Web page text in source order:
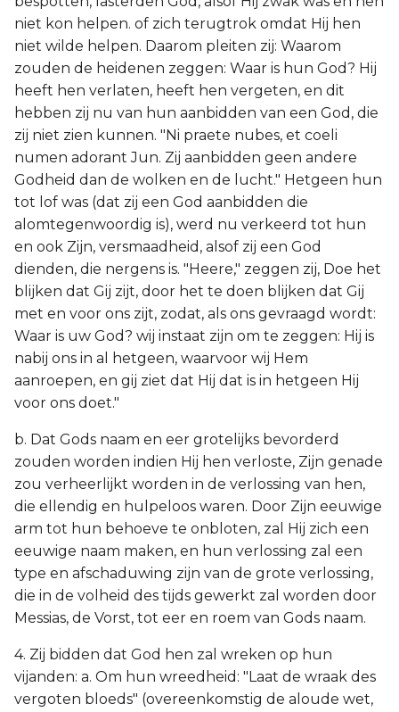
niet kon helpen. of zich terugtrok omdat Hij hen
niet wilde helpen. Daarom pleiten zij: Waarom
zouden de heidenen zeggen: Waar is hun God? Hij
heeft hen verlaten, heeft hen vergeten, en dit
hebben zij nu van hun aanbidden van een God, die
zij niet zien kunnen. "Ni praete nubes, et coeli
numen adorant Jun. Zij aanbidden geen andere
Godheid dan de wolken en de lucht." Hetgeen hun
tot lof was (dat zij een God aanbidden die
alomtegenwoordig is), werd nu verkeerd tot hun
en ook Zijn, versmaadheid, alsof zij een God
dienden, die nergens is. "Heere," zeggen zij, Doe het
blijken dat Gij zijt, door het te doen blijken dat Gij
met en voor ons zijt, zodat, als ons gevraagd wordt:
Waar is uw God? wij instaat zijn om te zeggen: Hij is
nabij ons in al hetgeen, waarvoor wij Hem
aanroepen, en gij ziet dat Hij dat is in hetgeen Hij
voor ons doet."
b. Dat Gods naam en eer grotelijks bevorderd
zouden worden indien Hij hen verloste, Zijn genade
zou verheerlijkt worden in de verlossing van hen,
die ellendig en hulpeloos waren. Door Zijn eeuwige
arm tot hun behoeve te onbloten, zal Hij zich een
eeuwige naam maken, en hun verlossing zal een
type en afschaduwing zijn van de grote verlossing,
die in de volheid des tijds gewerkt zal worden door
Messias, de Vorst, tot eer en roem van Gods naam.
4. Zij bidden dat God hen zal wreken op hun
vijanden: a. Om hun wreedheid: "Laat de wraak des
vergoten bloeds" (overeenkomstig de aloude wet,